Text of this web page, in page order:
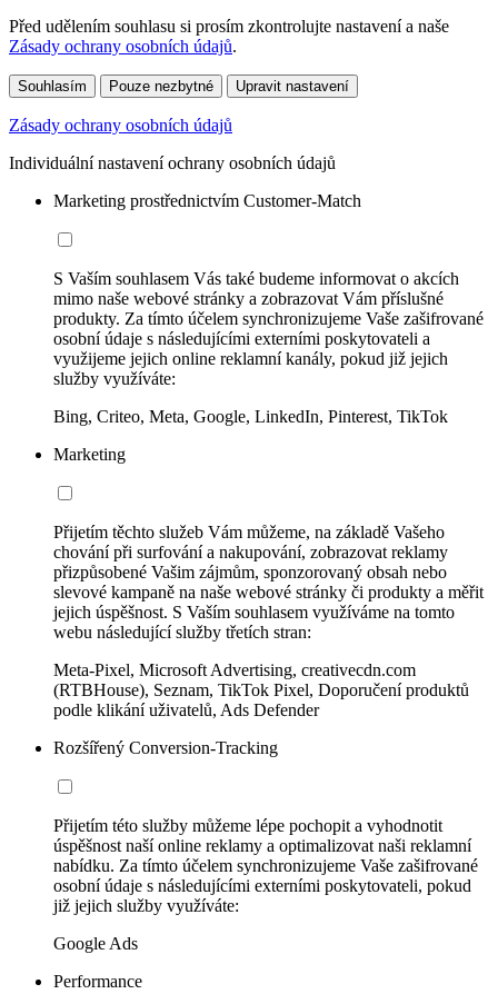
Před udělením souhlasu si prosím zkontrolujte nastavení a naše
Zásady ochrany osobních údajů.
Souhlasím Pouze nezbytné Upravit nastavení
Zásady ochrany osobních údajů
Individuální nastavení ochrany osobních údajů
Marketing prostřednictvím Customer-Match
S Vaším souhlasem Vás také budeme informovat o akcích
mimo naše webové stránky a zobrazovat Vám příslušné
produkty. Za tímto účelem synchronizujeme Vaše zašifrované
osobní údaje s následujícími externími poskytovateli a
využijeme jejich online reklamní kanály, pokud již jejich
služby využíváte:
Bing, Criteo, Meta, Google, LinkedIn, Pinterest, TikTok
Marketing
Přijetím těchto služeb Vám můžeme, na základě Vašeho
chování při surfování a nakupování, zobrazovat reklamy
přizpůsobené Vašim zájmům, sponzorovaný obsah nebo
slevové kampaně na naše webové stránky či produkty a měřit
jejich úspěšnost. S Vaším souhlasem využíváme na tomto
webu následující služby třetích stran:
Meta-Pixel, Microsoft Advertising, creativecdn.com
(RTBHouse), Seznam, TikTok Pixel, Doporučení produktů
podle klikání uživatelů, Ads Defender
Rozšířený Conversion-Tracking
Přijetím této služby můžeme lépe pochopit a vyhodnotit
úspěšnost naší online reklamy a optimalizovat naši reklamní
nabídku. Za tímto účelem synchronizujeme Vaše zašifrované
osobní údaje s následujícími externími poskytovateli, pokud
již jejich služby využíváte:
Google Ads
Performance